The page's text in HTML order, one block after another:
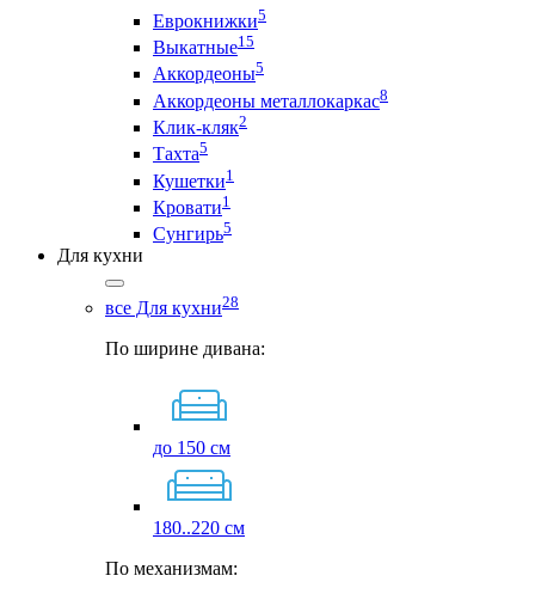
Еврокнижки5
Выкатные15
Аккордеоны5
Аккордеоны металлокаркас8
Клик-кляк2
Тахта5
Кушетки1
Кровати1
Сунгирь5
Для кухни
все Для кухни28
По ширине дивана:
до 150 см
180..220 см
По механизмам: